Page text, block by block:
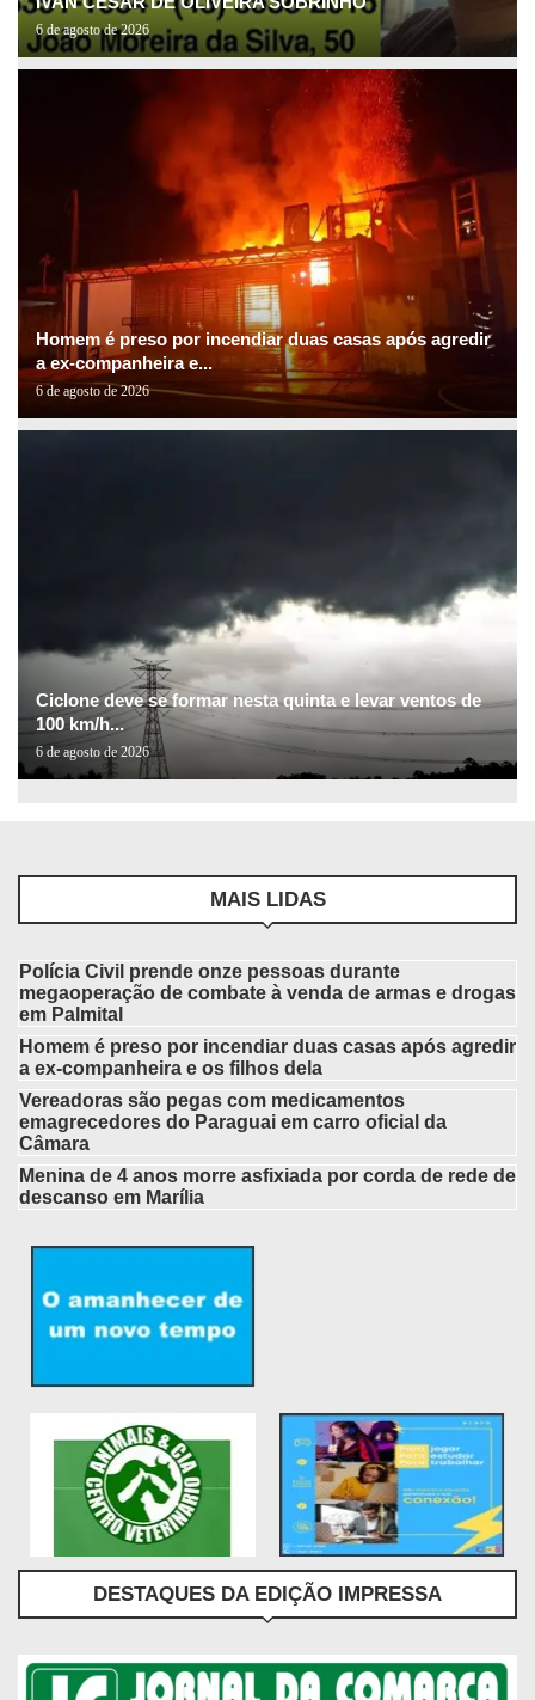
6 de agosto de 2026
Homem é preso por incendiar duas casas após agredir
a ex-companheira e...
6 de agosto de 2026
Ciclone deve se formar nesta quinta e levar ventos de
100 km/h...
6 de agosto de 2026
MAIS LIDAS
Polícia Civil prende onze pessoas durante
megaoperação de combate à venda de armas e drogas
em Palmital
Homem é preso por incendiar duas casas após agredir
a ex-companheira e os filhos dela
Vereadoras são pegas com medicamentos
emagrecedores do Paraguai em carro oficial da
Câmara
Menina de 4 anos morre asfixiada por corda de rede de
descanso em Marília
DESTAQUES DA EDIÇÃO IMPRESSA